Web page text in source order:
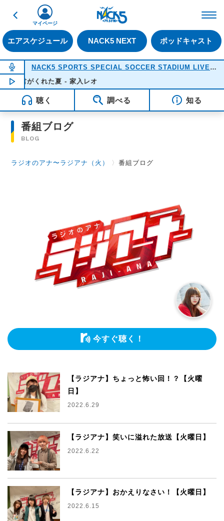
戻る
エアスケジュール NACK5 NEXT ポッドキャスト
マイページ
NOW ON AIR
NACK5 SPORTS SPECIAL SOCCER STADIUM LIVE 2026
NOW PLAYING18:38
君がくれた夏 - 家入レオ
聴く 調べる 知る
番組ブログ
BLOG
ラジオのアナ〜ラジアナ（火） 〉番組ブログ
今すぐ聴く！
【ラジアナ】ちょっと怖い回！？【火曜
日】
2022.6.29
【ラジアナ】笑いに溢れた放送【火曜日】
2022.6.22
【ラジアナ】おかえりなさい！【火曜日】
2022.6.15